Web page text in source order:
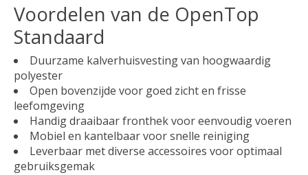
Voordelen van de OpenTop
Standaard
Duurzame kalverhuisvesting van hoogwaardig
polyester
Open bovenzijde voor goed zicht en frisse
leefomgeving
Handig draaibaar fronthek voor eenvoudig voeren
Mobiel en kantelbaar voor snelle reiniging
Leverbaar met diverse accessoires voor optimaal
gebruiksgemak